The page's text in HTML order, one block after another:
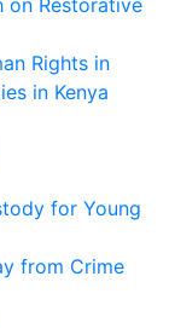
on Restorative
Rights in
in Kenya
for Young
from Crime